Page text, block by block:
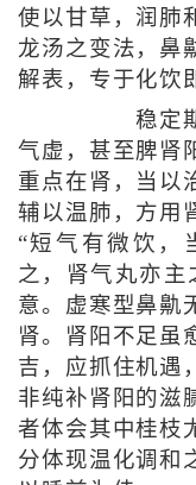
使以甘草，润肺
龙汤之变法，鼻
解表，专于化饮
稳定期
气虚，甚至脾肾
重点在肾，当以
辅以温肺，方用
“短气有微饮，
之，肾气丸亦主
意。虚寒型鼻鼽
肾。肾阳不足虽
吉，应抓住机遇
非纯补肾阳的滋
者体会其中桂枝
分体现温化调和